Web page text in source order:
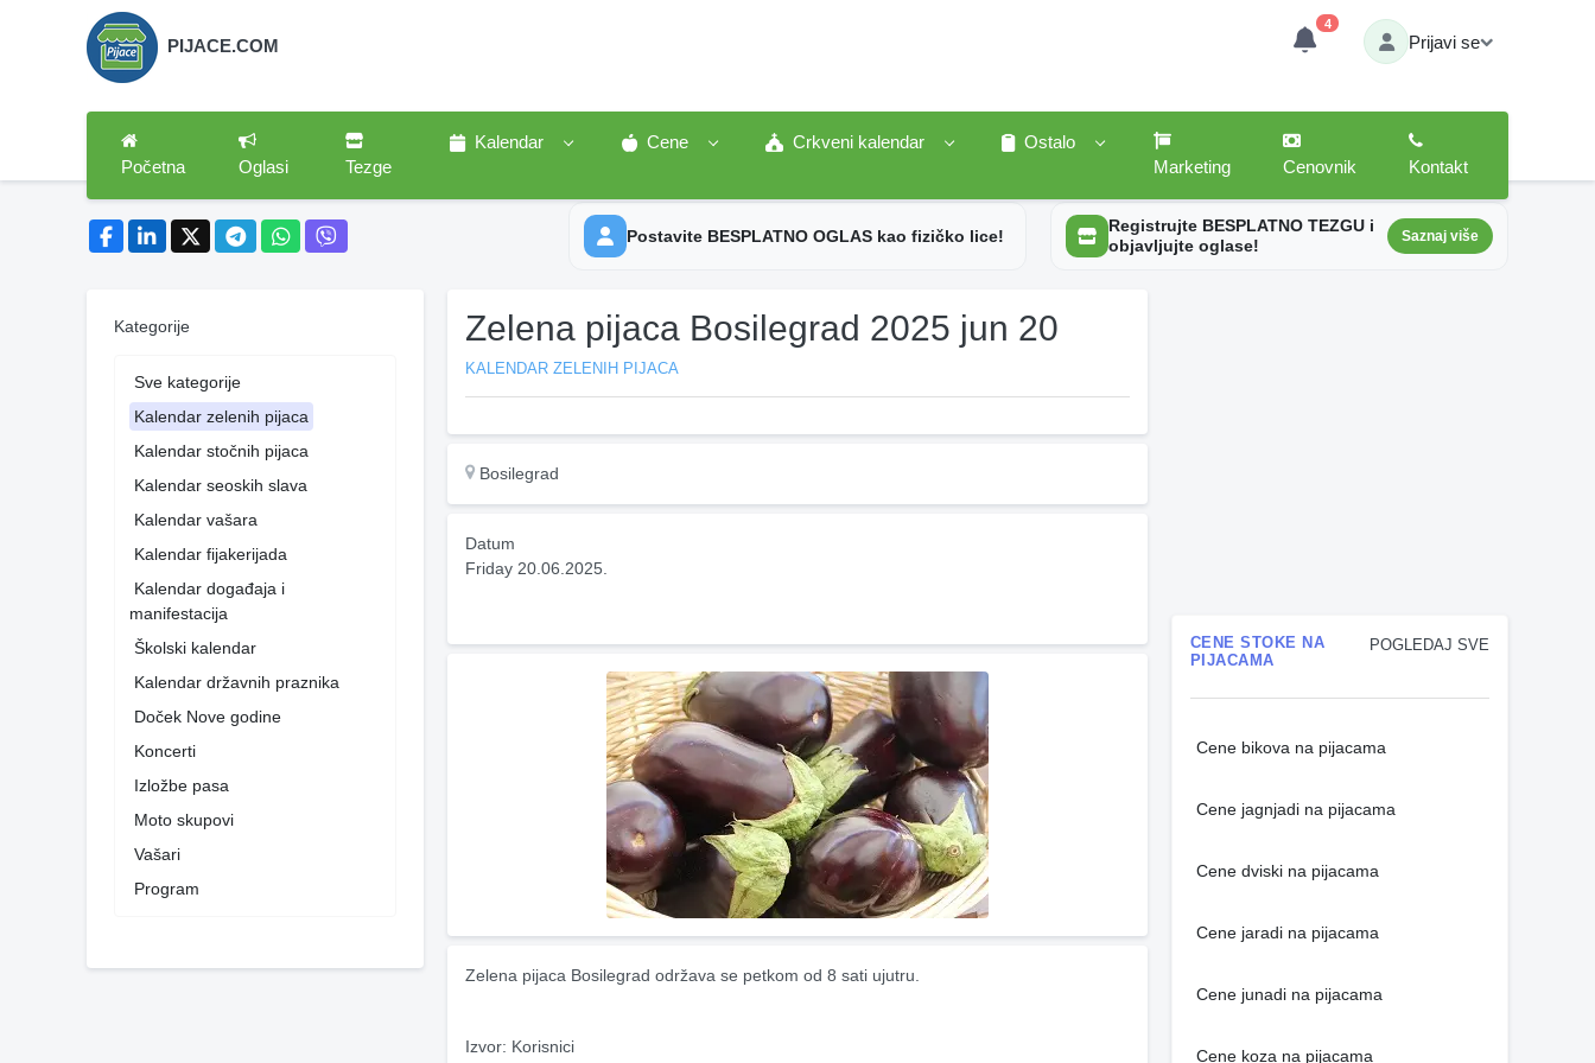
PIJACE.COM
4
Prijavi se
Početna Oglasi Tezge
Kalendar Cene Crkveni kalendar
Ostalo
Marketing
Cenovnik Kontakt
Postavite BESPLATNO OGLAS kao fizičko lice!
Registrujte BESPLATNO TEZGU i
objavljujte oglase!
Saznaj više
Kategorije
Sve kategorije
Kalendar zelenih pijaca
Kalendar stočnih pijaca
Kalendar seoskih slava
Kalendar vašara
Kalendar fijakerijada
Kalendar događaja i
manifestacija
Školski kalendar
Kalendar državnih praznika
Doček Nove godine
Koncerti
Izložbe pasa
Moto skupovi
Vašari
Program
Zelena pijaca Bosilegrad 2025 jun 20
KALENDAR ZELENIH PIJACA
Bosilegrad
Datum
Friday 20.06.2025.
Zelena pijaca Bosilegrad održava se petkom od 8 sati ujutru.
Izvor: Korisnici
POGLEDAJ SVE
CENE STOKE NA
PIJACAMA
Cene bikova na pijacama
Cene jagnjadi na pijacama
Cene dviski na pijacama
Cene jaradi na pijacama
Cene junadi na pijacama
Cene koza na pijacama